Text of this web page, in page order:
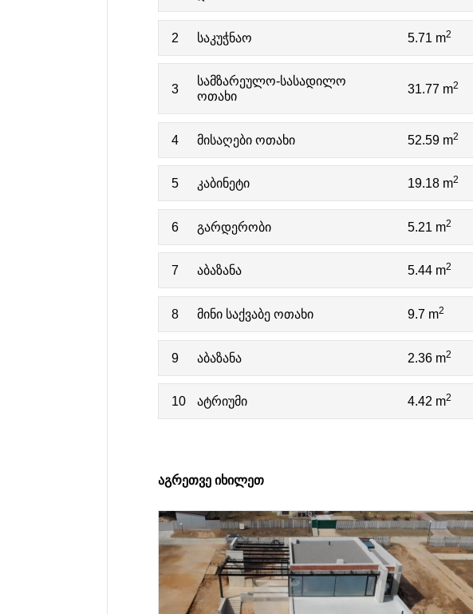
2 საკუჭნაო 5.71 m2
3
სამზარეულო-სასადილო
ოთახი
31.77 m2
4 მისაღები ოთახი 52.59 m2
5 კაბინეტი 19.18 m2
6 გარდერობი 5.21 m2
7 აბაზანა 5.44 m2
8 მინი საქვაბე ოთახი 9.7 m2
9 აბაზანა 2.36 m2
10 ატრიუმი 4.42 m2
ᲐᲒᲠᲔᲗᲕᲔ ᲘᲮᲘᲚᲔᲗ